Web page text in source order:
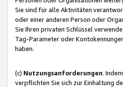
Sie sind für alle Aktivitäten
oder einer anderen Person oder
Sie Ihren privaten Schlüssel
Tag-Parameter oder
haben.
(c) Nutzungsanforderungen.
verpflichten Sie sich zur Einhaltung